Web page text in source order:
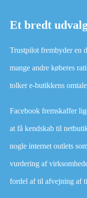
Et bredt
Trustpilot frembyder en
mange andre køberes
tolker e-butikkens
Facebook fremskaffer
at få kendskab til
nogle internet outlets
vurdering af
fordel af til afvejning af